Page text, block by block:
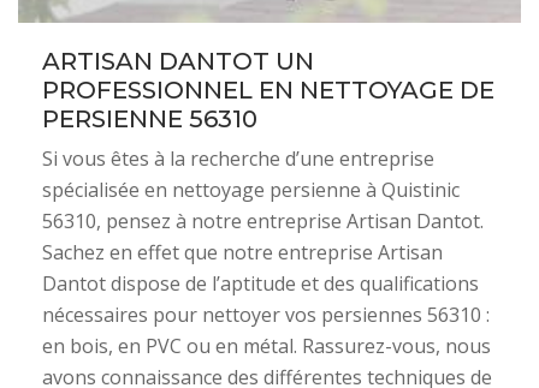
ARTISAN DANTOT UN
PROFESSIONNEL EN NETTOYAGE DE
PERSIENNE 56310
Si vous êtes à la recherche d’une entreprise
spécialisée en nettoyage persienne à Quistinic
56310, pensez à notre entreprise Artisan Dantot.
Sachez en effet que notre entreprise Artisan
Dantot dispose de l’aptitude et des qualifications
nécessaires pour nettoyer vos persiennes 56310 :
en bois, en PVC ou en métal. Rassurez-vous, nous
avons connaissance des différentes techniques de